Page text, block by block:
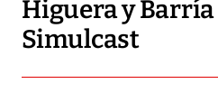
Higuera y Barría
Simulcast